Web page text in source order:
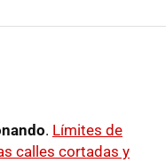
. Límites de
calles cortadas y